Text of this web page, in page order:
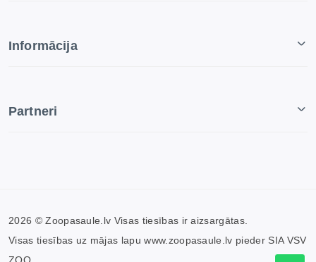
Informācija
Partneri
2026 © Zoopasaule.lv Visas tiesības ir aizsargātas.
Visas tiesības uz mājas lapu www.zoopasaule.lv pieder SIA VSV